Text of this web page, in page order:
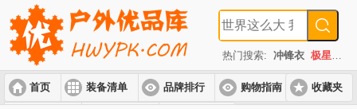
热门搜索: 冲锋衣 极星
首页 装备清单 品牌排行 购物指南 收藏夹